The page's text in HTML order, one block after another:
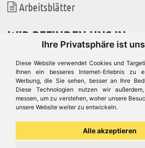
Ihre Privatsphäre ist
Diese Website verwendet Cookies und
Ihnen ein besseres Internet-Erlebnis zu
Werbung, die Sie sehen, besser an Ihre
Diese Technologien nutzen wir
messen, um zu verstehen, woher unsere
unsere Website weiter zu entwickeln.
Alle akzeptieren
Arbeitsblätter
WIR BEFINDEN UNS IN
Es gibt uns auch in